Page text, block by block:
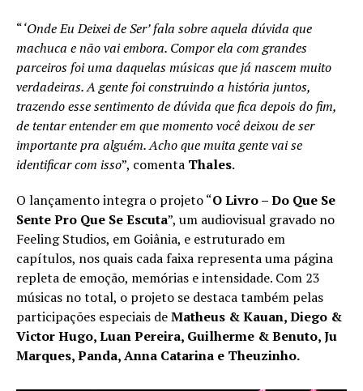
“‘Onde Eu Deixei de Ser’ fala sobre aquela dúvida que
machuca e não vai embora. Compor ela com grandes
parceiros foi uma daquelas músicas que já nascem muito
verdadeiras. A gente foi construindo a história juntos,
trazendo esse sentimento de dúvida que fica depois do fim,
de tentar entender em que momento você deixou de ser
importante pra alguém. Acho que muita gente vai se
identificar com isso”, comenta Thales.
O lançamento integra o projeto “O Livro – Do Que Se
Sente Pro Que Se Escuta”, um audiovisual gravado no
Feeling Studios, em Goiânia, e estruturado em
capítulos, nos quais cada faixa representa uma página
repleta de emoção, memórias e intensidade. Com 23
músicas no total, o projeto se destaca também pelas
participações especiais deMatheus & Kauan, Diego &
Victor Hugo, Luan Pereira, Guilherme & Benuto, Ju
Marques, Panda, Anna Catarina e Theuzinho.